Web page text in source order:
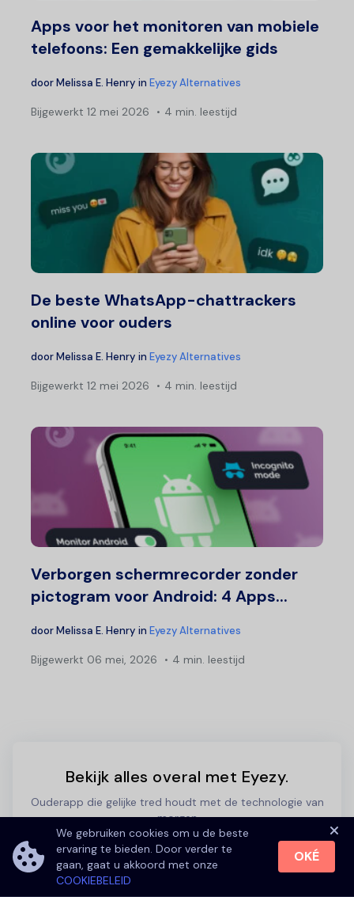
Apps voor het monitoren van mobiele
telefoons: Een gemakkelijke gids
doorMelissa E. Henry in Eyezy Alternatives
Bijgewerkt 12 mei 2026 4 min. leestijd
De beste WhatsApp-chattrackers
online voor ouders
doorMelissa E. Henry in Eyezy Alternatives
Bijgewerkt 12 mei 2026 4 min. leestijd
Verborgen schermrecorder zonder
pictogram voor Android: 4 Apps...
doorMelissa E. Henry in Eyezy Alternatives
Bijgewerkt 06 mei, 2026 4 min. leestijd
Bekijk alles overal met Eyezy.
Ouderapp die gelijke tred houdt met de technologie van
morgen
PROBEER EYEZY NU
We gebruiken cookies om u de beste
ervaring te bieden. Door verder te
gaan, gaat u akkoord met onze
COOKIEBELEID
OKÉ